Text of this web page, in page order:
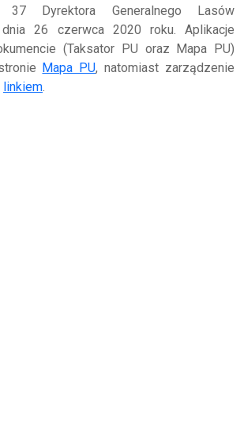
37 Dyrektora Generalnego Lasów
26 czerwca 2020 roku. Aplikacje
(Taksator PU oraz Mapa PU)
Mapa PU, natomiast zarządzenie
linkiem